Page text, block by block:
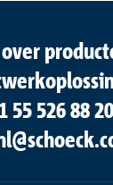
55 526 88 20